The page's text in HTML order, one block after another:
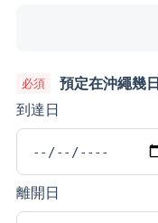
預定在沖繩幾日
到達日
離開日